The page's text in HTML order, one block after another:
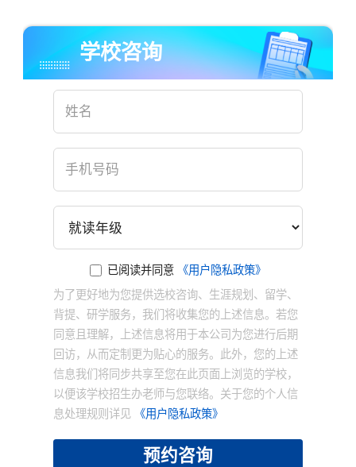
学校咨询
已阅读并同意
《用户隐私政策》
为了更好地为您提供选校咨询、生涯规划、留学、
背提、研学服务，我们将收集您的上述信息。若您
同意且理解，上述信息将用于本公司为您进行后期
回访，从而定制更为贴心的服务。此外，您的上述
信息我们将同步共享至您在此页面上浏览的学校，
以便该学校招生办老师与您联络。关于您的个人信
息处理规则详见
《用户隐私政策》
预约咨询